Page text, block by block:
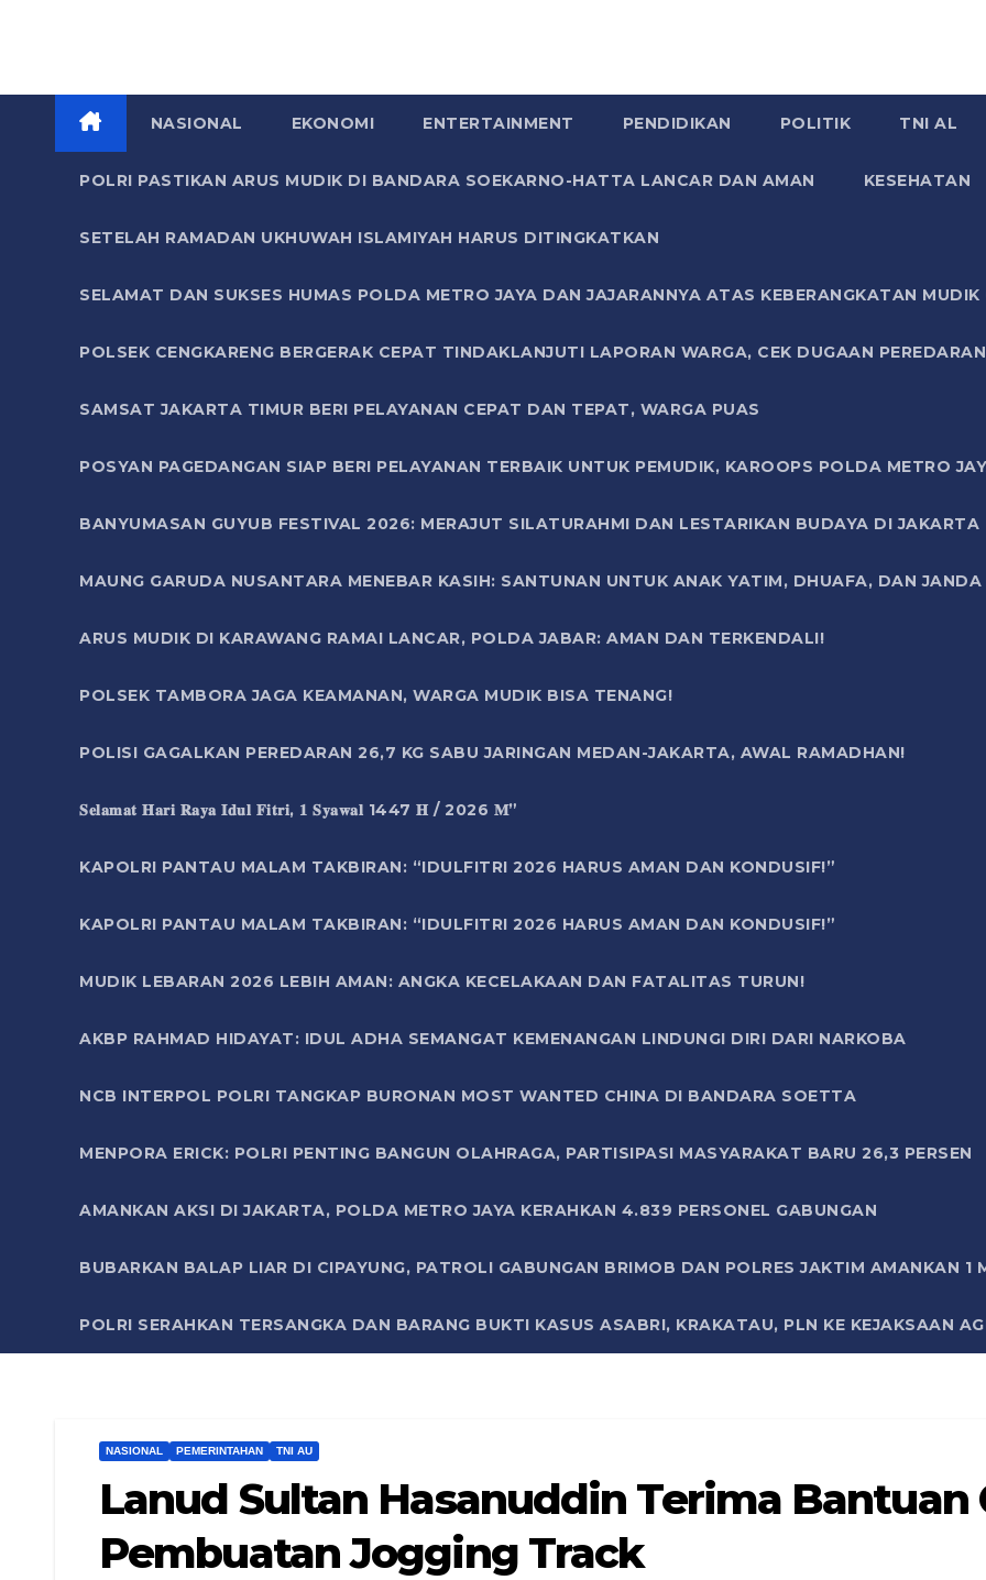
NASIONAL EKONOMI ENTERTAINMENT PENDIDIKAN POLITIK TNI AL
POLRI PASTIKAN ARUS MUDIK DI BANDARA SOEKARNO-HATTA LANCAR DAN AMAN KESEHATAN
SETELAH RAMADAN UKHUWAH ISLAMIYAH HARUS DITINGKATKAN
SELAMAT DAN SUKSES HUMAS POLDA METRO JAYA DAN JAJARANNYA ATAS KEBERANGKATAN
POLSEK CENGKARENG BERGERAK CEPAT TINDAKLANJUTI LAPORAN WARGA, CEK DUGAAN
SAMSAT JAKARTA TIMUR BERI PELAYANAN CEPAT DAN TEPAT, WARGA PUAS
POSYAN PAGEDANGAN SIAP BERI PELAYANAN TERBAIK UNTUK PEMUDIK, KAROOPS POLDA METRO
BANYUMASAN GUYUB FESTIVAL 2026: MERAJUT SILATURAHMI DAN LESTARIKAN BUDAYA DI JAKARTA
MAUNG GARUDA NUSANTARA MENEBAR KASIH: SANTUNAN UNTUK ANAK YATIM, DHUAFA, DAN
ARUS MUDIK DI KARAWANG RAMAI LANCAR, POLDA JABAR: AMAN DAN TERKENDALI!
POLSEK TAMBORA JAGA KEAMANAN, WARGA MUDIK BISA TENANG!
POLISI GAGALKAN PEREDARAN 26,7 KG SABU JARINGAN MEDAN-JAKARTA, AWAL RAMADHAN!
𝐒𝐞𝐥𝐚𝐦𝐚𝐭 𝐇𝐚𝐫𝐢 𝐑𝐚𝐲𝐚 𝐈𝐝𝐮𝐥 𝐅𝐢𝐭𝐫𝐢, 𝟏 𝐒𝐲𝐚𝐰𝐚𝐥 1447 𝐇 / 2026 𝐌”
KAPOLRI PANTAU MALAM TAKBIRAN: “IDULFITRI 2026 HARUS AMAN DAN KONDUSIF!”
KAPOLRI PANTAU MALAM TAKBIRAN: “IDULFITRI 2026 HARUS AMAN DAN KONDUSIF!”
MUDIK LEBARAN 2026 LEBIH AMAN: ANGKA KECELAKAAN DAN FATALITAS TURUN!
AKBP RAHMAD HIDAYAT: IDUL ADHA SEMANGAT KEMENANGAN LINDUNGI DIRI DARI NARKOBA
NCB INTERPOL POLRI TANGKAP BURONAN MOST WANTED CHINA DI BANDARA SOETTA
MENPORA ERICK: POLRI PENTING BANGUN OLAHRAGA, PARTISIPASI MASYARAKAT BARU 26,3 PERSEN
AMANKAN AKSI DI JAKARTA, POLDA METRO JAYA KERAHKAN 4.839 PERSONEL GABUNGAN
BUBARKAN BALAP LIAR DI CIPAYUNG, PATROLI GABUNGAN BRIMOB DAN POLRES JAKTIM AMANKAN 1
POLRI SERAHKAN TERSANGKA DAN BARANG BUKTI KASUS ASABRI, KRAKATAU, PLN KE KEJAKSAAN
NASIONAL PEMERINTAHAN TNI AU
Lanud Sultan Hasanuddin Terima Bantuan
Pembuatan Jogging Track